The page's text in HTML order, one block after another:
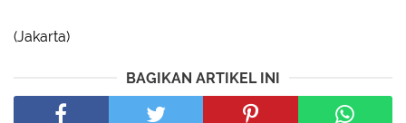
(Jakarta)
BAGIKAN ARTIKEL INI